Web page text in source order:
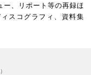
ー、リポート等の再録ほ
スコグラフィ、資料集